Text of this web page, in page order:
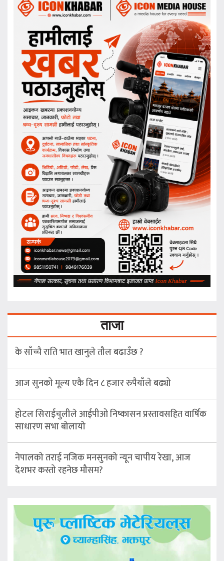
ताजा
के साँच्चै राति भात खानुले तौल बढाउँछ ?
आज सुनको मूल्य एकै दिन ८ हजार रुपैयाँले बढ्यो
होटल सिराईचुलीले आईपीओ निष्कासन प्रस्तावसहित वार्षिक
साधारण सभा बोलायो
नेपालको तराई नजिक मनसुनको न्यून चापीय रेखा, आज
देशभर कस्तो रहनेछ मौसम?